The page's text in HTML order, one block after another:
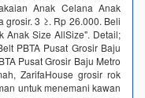
Anak Celana Anak
grosir. 3 ≥. Rp 26.000. Beli
Anak Size AllSize". Detail;
PBTA Pusat Grosir Baju
Pusat Grosir Baju Metro
ZarifaHouse grosir rok
untuk menemani kawan